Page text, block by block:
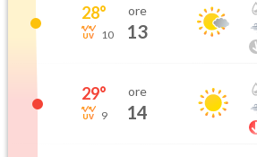
28°
10
ore
13
29°
9
ore
14